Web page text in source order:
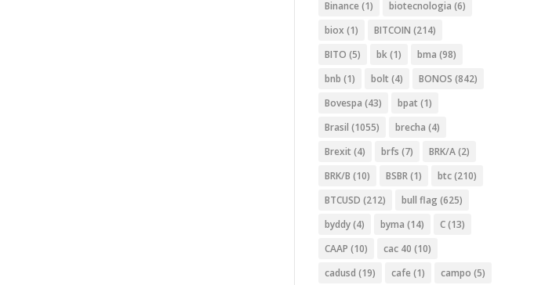
Binance (1) biotecnologia (6)
biox (1) BITCOIN (214)
BITO (5) bk(1) bma (98)
bnb (1) bolt (4) BONOS (842)
Bovespa (43) bpat (1)
Brasil (1055) brecha (4)
Brexit (4) brfs (7) BRK/A(2)
BRK/B (10) BSBR(1) btc(210)
BTCUSD (212) bull flag (625)
byddy(4) byma (14) C(13)
CAAP (10) cac 40 (10)
cadusd (19) cafe (1) campo (5)